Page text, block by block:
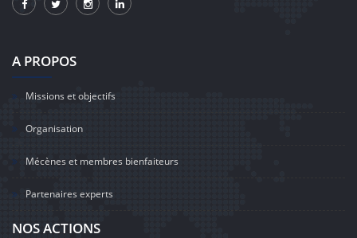
A PROPOS
Missions et objectifs
Organisation
Mécènes et membres bienfaiteurs
Partenaires experts
NOS ACTIONS